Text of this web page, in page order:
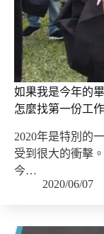
如果我是今年的
怎麼找第一份工
2020年是特別的
受到很大的衝擊
今…
2020/06/07